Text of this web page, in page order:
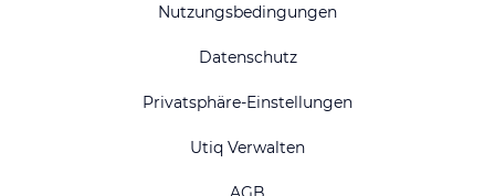
Nutzungsbedingungen
Datenschutz
Privatsphäre-Einstellungen
Utiq Verwalten